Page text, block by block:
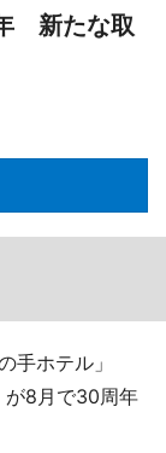
新たな取
手ホテル」
が8月で30周年